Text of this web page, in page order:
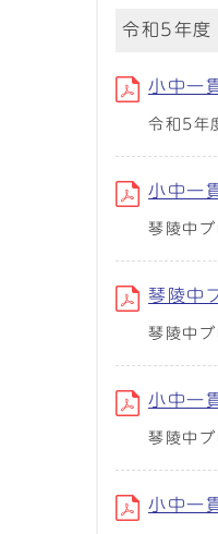
令和5年
小中一
令和5年
小中一
琴陵中
琴陵中
琴陵中
小中一
琴陵中
小中一